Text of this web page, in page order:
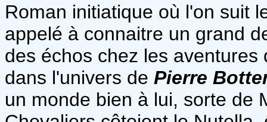
Roman initiatique où l'on suit
appelé à connaitre un grand
des échos chez les
dans l'univers de Pierre
un monde bien à lui, sorte de